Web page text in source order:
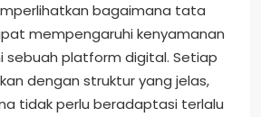
bagaimana tata
mempengaruhi kenyamanan
sebuah platform digital. Setiap
dengan struktur yang jelas,
tidak perlu beradaptasi terlalu